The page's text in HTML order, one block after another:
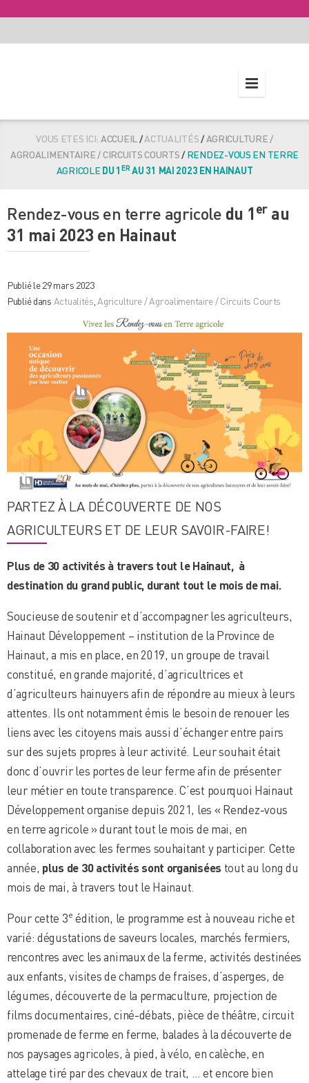
VOUS ETES ICI: ACCUEIL/ACTUALITÉS/AGRICULTURE /
AGROALIMENTAIRE / CIRCUITS COURTS/RENDEZ-VOUS EN TERRE
AGRICOLE DU 1ERAU 31 MAI 2023 EN HAINAUT
Rendez-vous en terre agricole du 1erau
31 mai 2023 en Hainaut
Publié le 29 mars 2023
Publié dans Actualités ,Agriculture / Agroalimentaire / Circuits Courts
PARTEZ À LA DÉCOUVERTE DE NOS
AGRICULTEURS ET DE LEUR SAVOIR-FAIRE!
Plus de 30 activités à travers tout le Hainaut, à
destination du grand public, durant tout le mois de mai.
Soucieuse de soutenir et d’accompagner les agriculteurs,
Hainaut Développement – institution de la Province de
Hainaut, a mis en place, en 2019, un groupe de travail
constitué, en grande majorité, d’agricultrices et
d’agriculteurs hainuyers afin de répondre au mieux à leurs
attentes. Ils ont notamment émis le besoin de renouer les
liens avec les citoyens mais aussi d’échanger entre pairs
sur des sujets propres à leur activité. Leur souhait était
donc d’ouvrir les portes de leur ferme afin de présenter
leur métier en toute transparence. C’est pourquoi Hainaut
Développement organise depuis 2021, les « Rendez-vous
en terre agricole » durant tout le mois de mai, en
collaboration avec les fermes souhaitant y participer. Cette
année, plus de 30 activités sont organiséestout au long du
mois de mai, à travers tout le Hainaut.
Pour cette 3e édition, le programme est à nouveau riche et
varié: dégustations de saveurs locales, marchés fermiers,
rencontres avec les animaux de la ferme, activités destinées
aux enfants, visites de champs de fraises, d’asperges, de
légumes, découverte de la permaculture, projection de
films documentaires, ciné-débats, pièce de théâtre, circuit
promenade de ferme en ferme, balades à la découverte de
nos paysages agricoles, à pied, à vélo, en calèche, en
attelage tiré par des chevaux de trait, … et encore bien